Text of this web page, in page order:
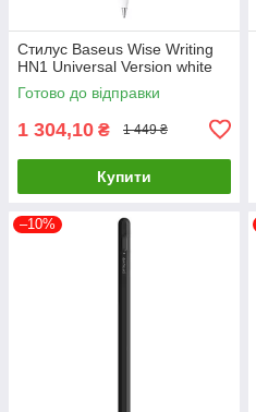
Стилус Baseus Wise Writing
HN1 Universal Version white
Готово до відправки
1 304,10 ₴ 1 449 ₴
Купити
–10%